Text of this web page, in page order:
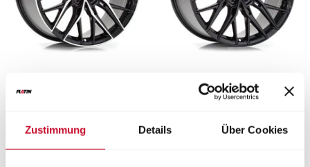
Zustimmung Details Über Cookies
PLATIN P 125
black glossy